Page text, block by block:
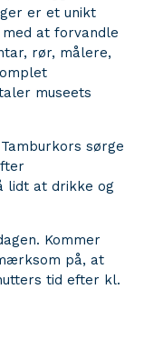
er et unikt
at forvandle
rør, målere,
museets
sørge
lidt at drikke og
Kommer
på, at
tid efter kl.